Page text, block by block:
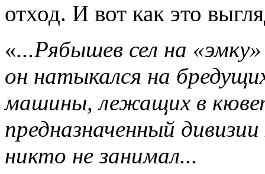
отход. И вот как это
«...Рябышев сел на
он натыкался на
машины, лежащих в
предназначенный
никто не занимал...